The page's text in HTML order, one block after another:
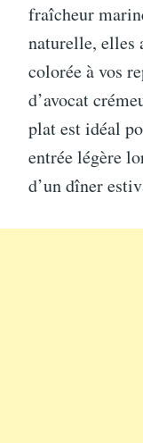
fraîcheur
naturelle, elles
colorée à vos
d’avocat
plat est idéal
entrée légère
d’un dîner